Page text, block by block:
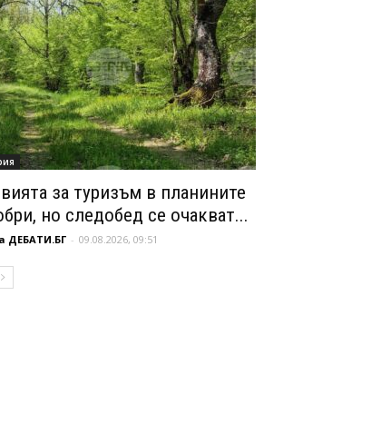
за туризъм в планините
но следобед се очакват...
ДЕБАТИ.БГ - 09.08.2026, 09:51